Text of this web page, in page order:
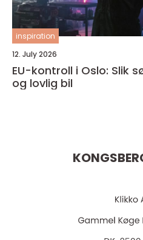
inspiration
12. July 2026
EU-kontroll i Oslo: Slik
og lovlig bil